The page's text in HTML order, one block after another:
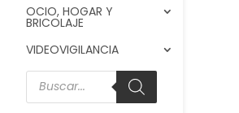
OCIO, HOGAR Y
BRICOLAJE
VIDEOVIGILANCIA
Búsqueda
de
productos